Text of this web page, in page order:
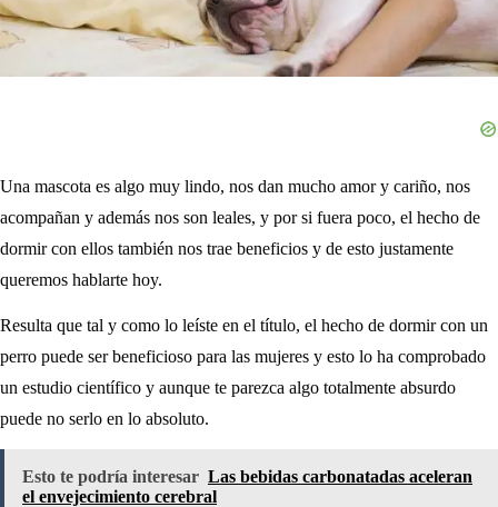
Una mascota es algo muy lindo, nos dan mucho amor y cariño, nos
acompañan y además nos son leales, y por si fuera poco, el hecho de
dormir con ellos también nos trae beneficios y de esto justamente
queremos hablarte hoy.
Resulta que tal y como lo leíste en el título, el hecho de dormir con un
perro puede ser beneficioso para las mujeres y esto lo ha comprobado
un estudio científico y aunque te parezca algo totalmente absurdo
puede no serlo en lo absoluto.
Esto te podría interesar Las bebidas carbonatadas aceleran
el envejecimiento cerebral